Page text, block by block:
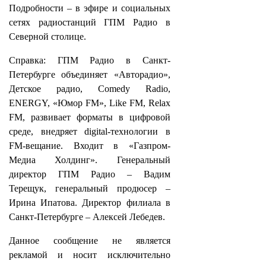
Подробности – в эфире и социальных
сетях радиостанций ГПМ Радио в
Северной столице.
Справка: ГПМ Радио в Санкт-
Петербурге объединяет «Авторадио»,
Детское радио, Comedy Radio,
ENERGY, «Юмор FM», Like FM, Relax
FM, развивает форматы в цифровой
среде, внедряет digital-технологии в
FM-вещание. Входит в «Газпром-
Медиа Холдинг». Генеральный
директор ГПМ Радио – Вадим
Терещук, генеральный продюсер –
Ирина Ипатова. Директор филиала в
Санкт-Петербурге – Алексей Лебедев.
Данное сообщение не является
рекламой и носит исключительно